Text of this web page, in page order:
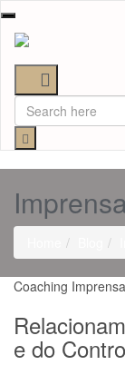
Toggle
navigation
Coaching Imprensa
e do